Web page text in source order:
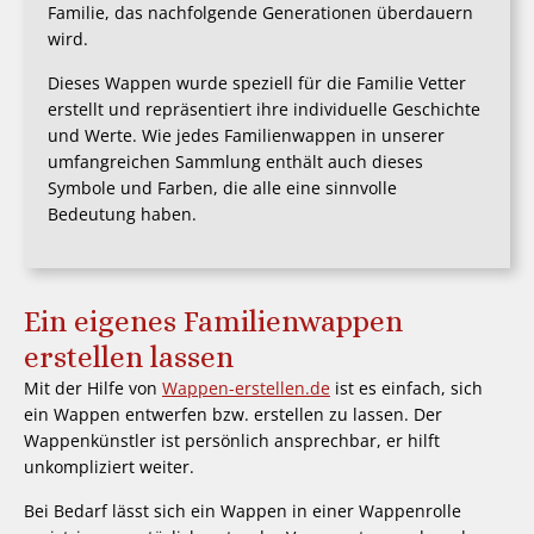
Familie, das nachfolgende Generationen überdauern
wird.
Dieses Wappen wurde speziell für die Familie Vetter
erstellt und repräsentiert ihre individuelle Geschichte
und Werte. Wie jedes Familienwappen in unserer
umfangreichen Sammlung enthält auch dieses
Symbole und Farben, die alle eine sinnvolle
Bedeutung haben.
Ein eigenes Familienwappen
erstellen lassen
Mit der Hilfe von Wappen-erstellen.de ist es einfach, sich
ein Wappen entwerfen bzw. erstellen zu lassen. Der
Wappenkünstler ist persönlich ansprechbar, er hilft
unkompliziert weiter.
Bei Bedarf lässt sich ein Wappen in einer Wappenrolle